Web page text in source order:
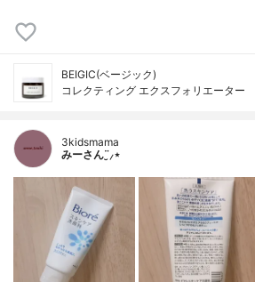
BEIGIC(ベージック)
コレクティング エクスフォリエーター
3kidsmama
みーさん¨̮⸝⋆